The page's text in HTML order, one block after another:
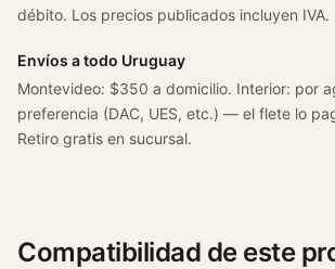
débito. Los precios publicados incluyen IVA.
Envíos a todo Uruguay
Montevideo: $350 a domicilio. Interior: por
preferencia (DAC, UES, etc.) — el flete lo
Retiro gratis en sucursal.
Compatibilidad de este